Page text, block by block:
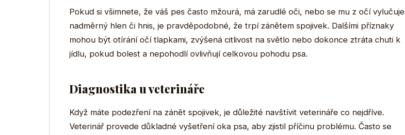
Pokud si všimnete, že váš pes často mžourá, má zarudlé oči, nebo se mu z očí vylučuje
nadměrný hlen či hnis, je pravděpodobné, že trpí zánětem spojivek. Dalšími příznaky
mohou být otírání očí tlapkami, zvýšená citlivost na světlo nebo dokonce ztráta chuti k
jídlu, pokud bolest a nepohodlí ovlivňují celkovou pohodu psa.
Diagnostika u veterináře
Když máte podezření na zánět spojivek, je důležité navštívit veterináře co nejdříve.
Veterinář provede důkladné vyšetření oka psa, aby zjistil příčinu problému. Často se